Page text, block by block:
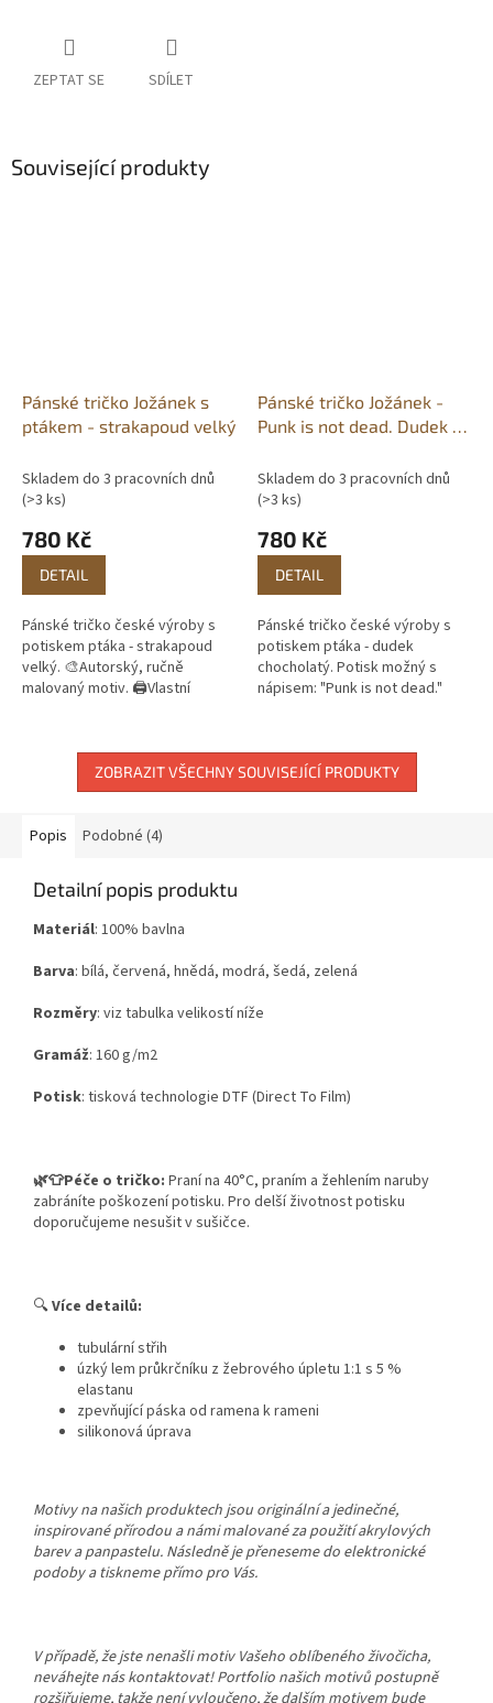
ZEPTAT SE SDÍLET
Související produkty
Pánské tričko Jožánek s
ptákem - strakapoud velký
Skladem do 3 pracovních dnů
(>3 ks)
780 Kč
DETAIL
Pánské tričko české výroby s
potiskem ptáka - strakapoud
velký. 🎨Autorský, ručně
malovaný motiv. 🖨️Vlastní
Pánské tričko Jožánek -
Punk is not dead. Dudek is
Skladem do 3 pracovních dnů
(>3 ks)
780 Kč
DETAIL
Pánské tričko české výroby s
potiskem ptáka - dudek
chocholatý. Potisk možný s
nápisem: "Punk is not dead."
ZOBRAZIT VŠECHNY SOUVISEJÍCÍ PRODUKTY
Popis Podobné (4)
Detailní popis produktu
Materiál: 100% bavlna
Barva: bílá, červená, hnědá, modrá, šedá, zelená
Rozměry: viz tabulka velikostí níže
Gramáž: 160 g/m2
Potisk: tisková technologie DTF (Direct To Film)
🌿👕Péče o tričko: Praní na 40°C, praním a žehlením naruby
zabráníte poškození potisku. Pro delší životnost potisku
doporučujeme nesušit v sušičce.
🔍 Více detailů:
tubulární střih
úzký lem průkrčníku z žebrového úpletu 1:1 s 5 %
elastanu
zpevňující páska od ramena k rameni
silikonová úprava
Motivy na našich produktech jsou originální a jedinečné,
inspirované přírodou a námi malované za použití akrylových
barev a panpastelu. Následně je přeneseme do elektronické
podoby a tiskneme přímo pro Vás.
V případě, že jste nenašli motiv Vašeho oblíbeného živočicha,
neváhejte nás kontaktovat! Portfolio našich motivů postupně
rozšiřujeme, takže není vyloučeno, že dalším motivem bude